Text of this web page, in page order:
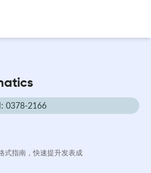
0378-2166
式指南，快速提升发表成